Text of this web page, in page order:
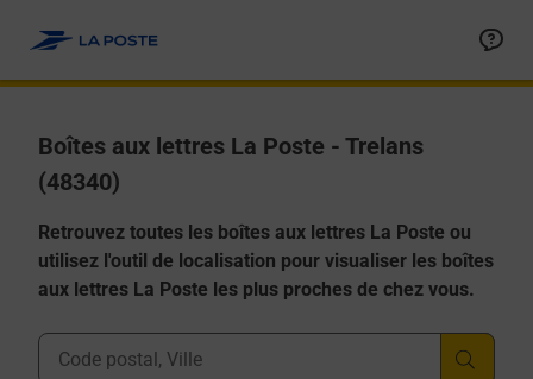
Boîtes aux lettres La Poste - Trelans
(48340)
Retrouvez toutes les boîtes aux lettres La Poste ou
utilisez l'outil de localisation pour visualiser les boîtes
aux lettres La Poste les plus proches de chez vous.
Ville, Département, Code Postal